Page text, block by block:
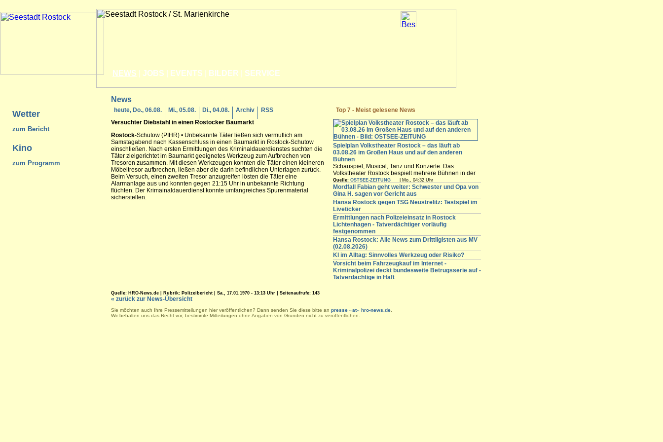
NEWS JOBS EVENTS BILDER SERVICE
Wetter
zum Bericht
Kino
zum Programm
News
Top 7 - Meist gelesene News
Spielplan Volkstheater Rostock – das läuft ab
03.08.26 im Großen Haus und auf den anderen
Bühnen
Schauspiel, Musical, Tanz und Konzerte: Das
Volkstheater Rostock bespielt mehrere Bühnen in der
Hansestadt. Vom Großen Haus über das
experimentelle Ateliertheater bis zur Sommerbühne in
der Halle 207 auf dem Neptunwerft-Gelände. Hier
finden Sie den aktuellen Spielplan für alle Spielstätten
im Überblick.
Quelle: OSTSEE-ZEITUNG | Mo., 04:32 Uhr
Mordfall Fabian geht weiter: Schwester und Opa von
Gina H. sagen vor Gericht aus
Hansa Rostock gegen TSG Neustrelitz: Testspiel im
Liveticker
Ermittlungen nach Polizeieinsatz in Rostock
Lichtenhagen - Tatverdächtiger vorläufig
festgenommen
Hansa Rostock: Alle News zum Drittligisten aus MV
(02.08.2026)
KI im Alltag: Sinnvolles Werkzeug oder Risiko?
Vorsicht beim Fahrzeugkauf im Internet -
Kriminalpolizei deckt bundesweite Betrugsserie auf -
Tatverdächtige in Haft
heute, Do., 06.08. Mi., 05.08. Di., 04.08. Archiv
RSS
Versuchter Diebstahl in einen Rostocker Baumarkt
Rostock-Schutow (PIHR) • Unbekannte Täter ließen sich vermutlich am
Samstagabend nach Kassenschluss in einen Baumarkt in Rostock-Schutow
einschließen. Nach ersten Ermittlungen des Kriminaldauerdienstes suchten die
Täter zielgerichtet im Baumarkt geeignetes Werkzeug zum Aufbrechen von
Tresoren zusammen. Mit diesen Werkzeugen konnten die Täter einen kleineren
Möbeltresor aufbrechen, ließen aber die darin befindlichen Unterlagen zurück.
Beim Versuch, einen zweiten Tresor anzugreifen lösten die Täter eine
Alarmanlage aus und konnten gegen 21:15 Uhr in unbekannte Richtung
flüchten. Der Krimainaldauerdienst konnte umfangreiches Spurenmaterial
sicherstellen.
Quelle: HRO-News.de | Rubrik: Polizeibericht | Sa., 17.01.1970 - 13:13 Uhr | Seitenaufrufe: 143
« zurück zur News-Übersicht
Sie möchten auch Ihre Pressemitteilungen hier veröffentlichen? Dann senden Sie diese bitte an presse «at» hro-news.de
Wir behalten uns das Recht vor, bestimmte Mitteilungen ohne Angaben von Gründen nicht zu veröffentlichen.